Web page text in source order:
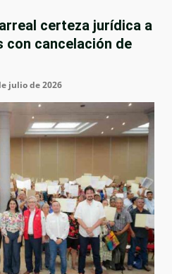
certeza jurídica a
con cancelación de
julio de 2026